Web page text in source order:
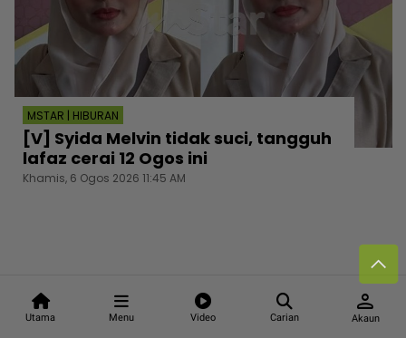
Utama Menu Video Carian
person
Akaun
MSTAR | HIBURAN
[V] Syida Melvin tidak suci, tangguh
lafaz cerai 12 Ogos ini
Khamis, 6 Ogos 2026 11:45 AM